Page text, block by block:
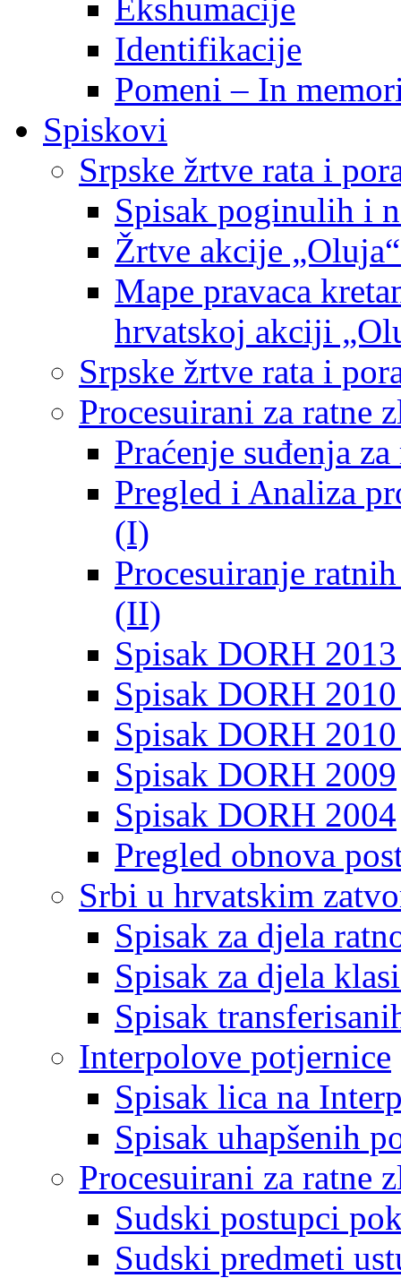
Ekshumacije
Identifikacije
Pomeni – In
Spiskovi
Srpske žrtve rata i
Spisak poginulih i
Žrtve akcije
Mape pravaca
hrvatskoj akciji
Srpske žrtve rata i
Procesuirani za ratne
Praćenje suđenja
Pregled i Analiza
(I)
Procesuiranje
(II)
Spisak DORH
Spisak DORH
Spisak DORH
Spisak DORH 2009
Spisak DORH 2004
Pregled obnova
Srbi u hrvatskim
Spisak za djela
Spisak za djela
Spisak
Interpolove potjernice
Spisak lica na
Spisak uhapšenih
Procesuirani za ratne
Sudski postupci
Sudski predmeti